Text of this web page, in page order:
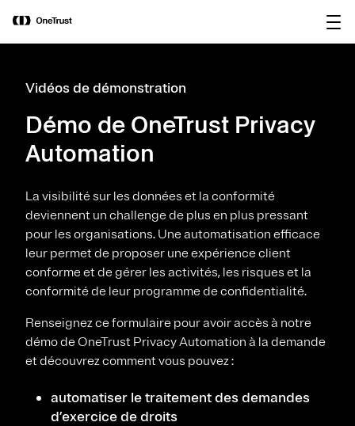
OneTrust nommée « Visionnaire »
dans le Magic Quadrant™ 2026 de
Gartner® pour les plateformes de
Vidéos de démonstration
Démo de OneTrust Privacy
Automation
La visibilité sur les données et la conformité
deviennent un challenge de plus en plus pressant
pour les organisations. Une automatisation efficace
leur permet de proposer une expérience client
conforme et de gérer les activités, les risques et la
conformité de leur programme de confidentialité.
Renseignez ce formulaire pour avoir accès à notre
démo de OneTrust Privacy Automation à la demande
et découvrez comment vous pouvez :
automatiser le traitement des demandes
d’exercice de droits